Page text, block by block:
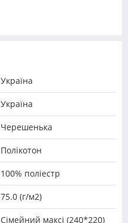
Україна
Україна
Черешенька
Полікотон
100% поліестр
75.0 (г/м2)
Сімейний максі (240*220)